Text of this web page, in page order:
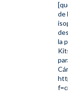
de
la